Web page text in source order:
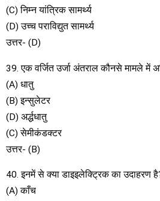
(C) निम्न यांत्रिक सामर्थ्य
(D) उच्च पराविद्युत सामर्थ्य
उत्तर- (D)
39. एक वर्जित उर्जा अंतराल कौनसे मामले में
(A) धातु
(B) इन्सुलेटर
(D) अर्द्धधातु
(C) सेमीकंडक्टर
उत्तर- (B)
40. इनमें से क्या डाइइलेक्ट्रिक का उदाहरण
(A) काँच